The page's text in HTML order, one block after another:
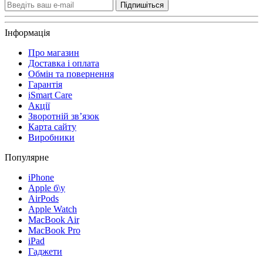
Підпишіться
Інформація
Про магазин
Доставка і оплата
Обмін та повернення
Гарантія
iSmart Care
Акції
Зворотній зв’язок
Карта сайту
Виробники
Популярне
iPhone
Apple б\у
AirPods
Apple Watch
MacBook Air
MacBook Pro
iPad
Гаджети